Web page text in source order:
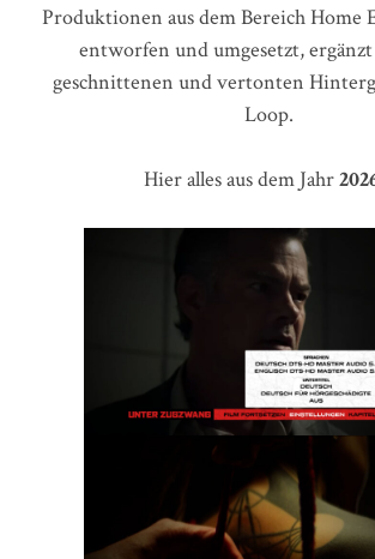
Produktionen aus dem Bereich Home
entworfen und umgesetzt,
geschnittenen und vertonten
Loop.
Hier alles aus dem Jahr